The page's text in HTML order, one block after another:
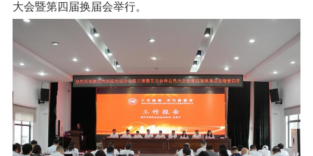
大会暨第四届换届会举行。